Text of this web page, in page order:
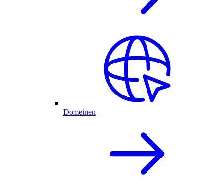
Domeinen